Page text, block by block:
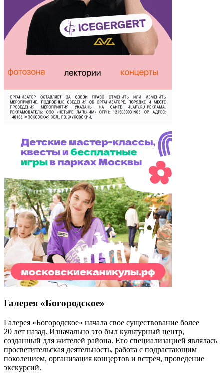
Галерея «Богородское»
Галерея «Богородское» начала свое существование более
20 лет назад. Изначально это был культурный центр,
созданный для жителей района. Его специализацией являлась
просветительская деятельность, работа с подрастающим
поколением, организация концертов и встреч, проведение
экскурсий.